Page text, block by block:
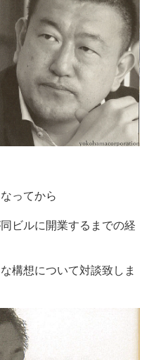
ってから
ビルに開業するまでの経
構想について対談致しま